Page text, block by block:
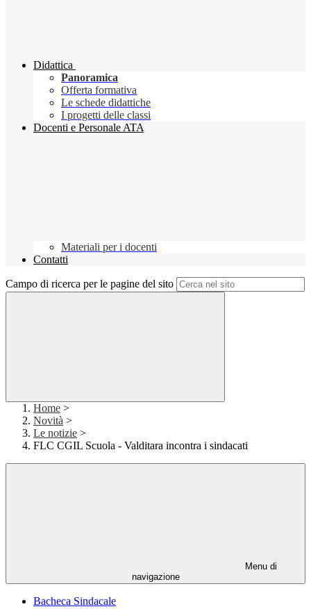
Didattica
Panoramica
Offerta formativa
Le schede didattiche
I progetti delle classi
Docenti e Personale ATA
Materiali per i docenti
Contatti
Campo di ricerca per le pagine del sito
Home >
Novità >
Le notizie >
FLC CGIL Scuola - Valditara incontra i sindacati
Menu di
navigazione
Bacheca Sindacale